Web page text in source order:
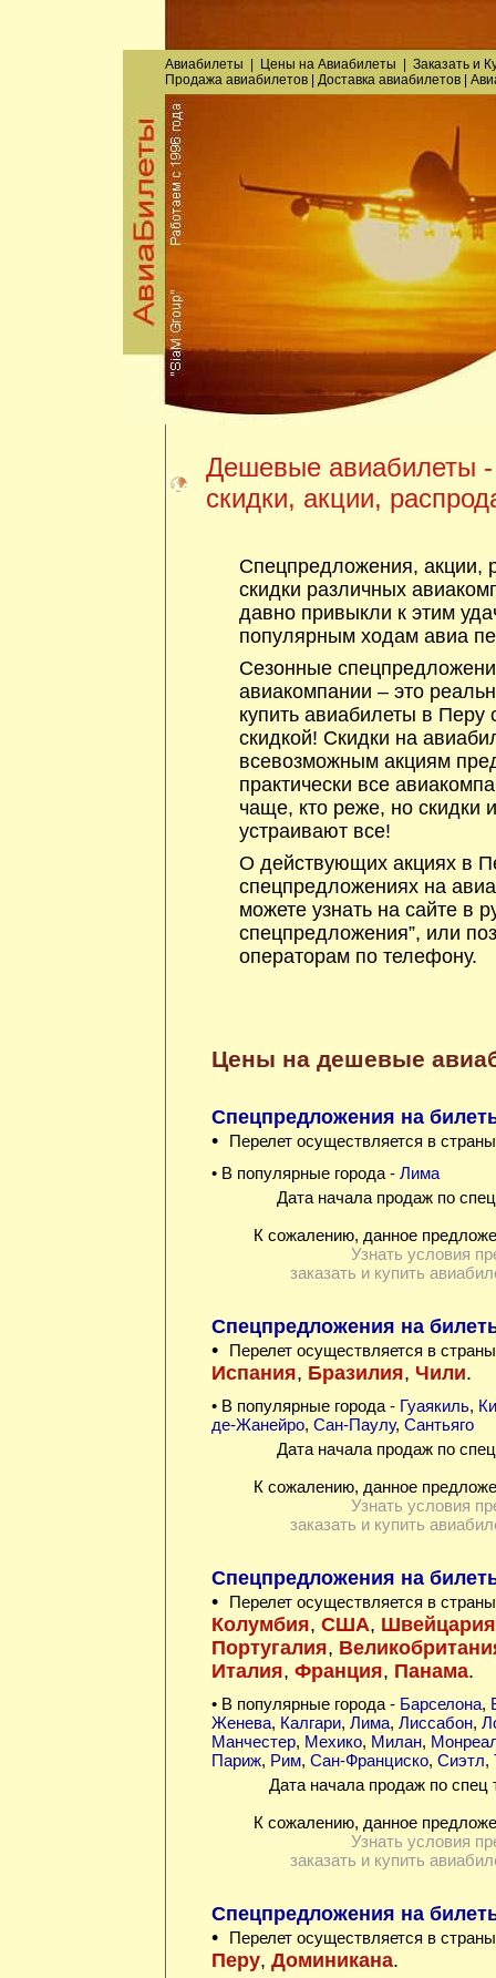
Авиабилеты Цены на Авиабилеты Заказатьи
Продажа авиабилетов| Доставка авиабилетов|
Дешевые авиабилеты -
скидки, акции,
Спецпредложения, акции,
скидки различных
давно привыкли к этим
популярным ходам авиа
Сезонные
авиакомпании – это
купить авиабилеты в Перу
скидкой! Скидки на
всевозможным акциям
практически все
чаще, кто реже, но скидки
устраивают все!
О действующих акциях в
спецпредложениях на
можете узнать на сайте в
спецпредложения”, или
операторам по телефону.
Цены на дешевые
Спецпредложения на
•
Перелет осуществляется в
• В популярные города - Лима
Дата начала продаж по
К сожалению, данное
Узнать условия
заказать и купить
Спецпредложения на
•
Перелет осуществляется в
Испания, Бразилия, Чили.
• В популярные города - Гуаякиль,
де-Жанейро, Сан-Паулу, Сантьяго
Дата начала продаж по
К сожалению, данное
Узнать условия
заказать и купить
Спецпредложения на
•
Перелет осуществляется в
Колумбия, США, Швейцария
Португалия,
Италия, Франция, Панама.
• В популярные города - Барселона,
Женева, Калгари, Лима, Лиссабон,
Манчестер, Мехико, Милан,
Париж, Рим, Сан-Франциско, Сиэтл,
Дата начала продаж по
К сожалению, данное
Узнать условия
заказать и купить
Спецпредложения на
•
Перелет осуществляется в
Перу, Доминикана.